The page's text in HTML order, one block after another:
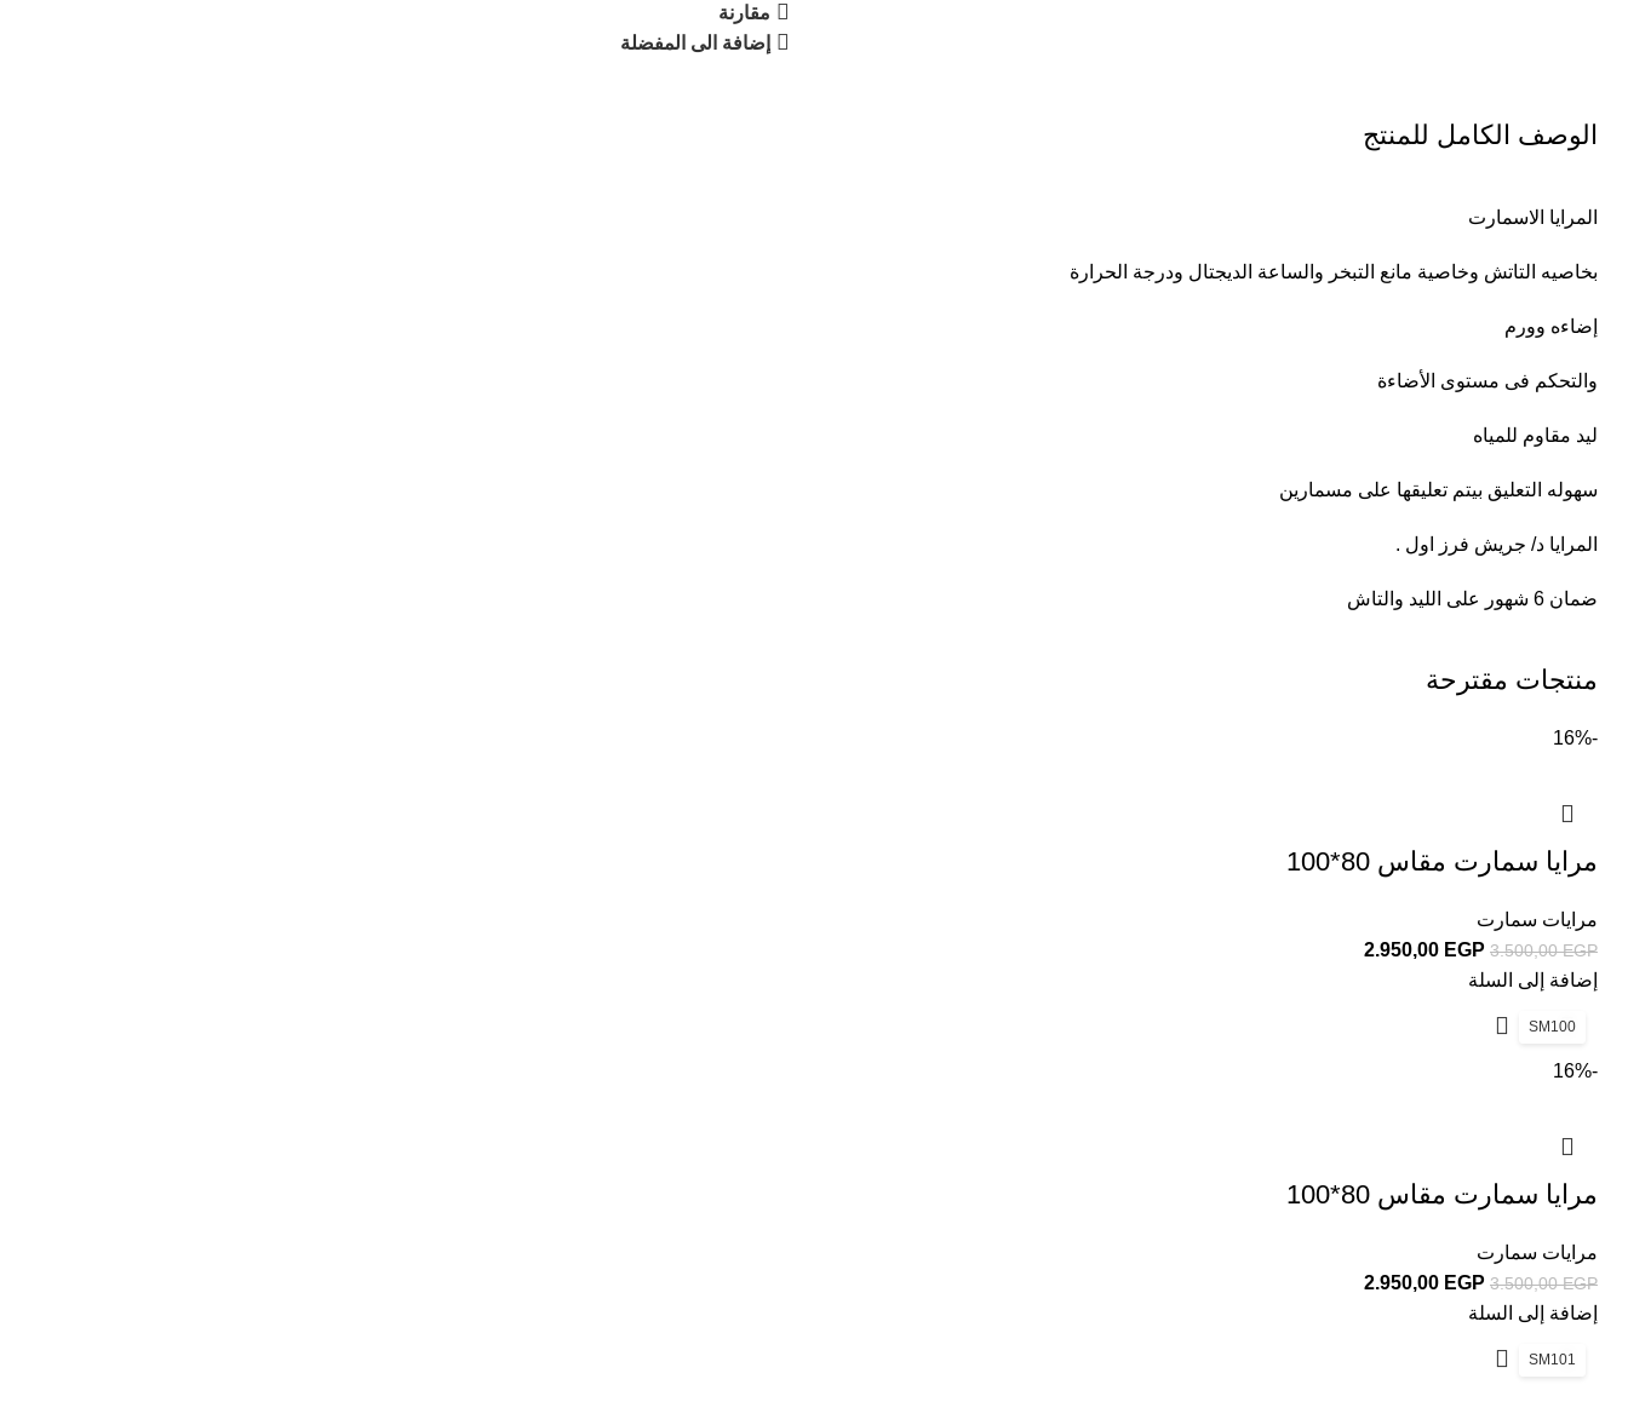
مقارنة
إضافة الى المفضلة
الوصف الكامل للمنتج
المرايا الاسمارت
بخاصيه التاتش وخاصية مانع التبخر والساعة الديجتال ودرجة الحرارة
إضاءه وورم
والتحكم فى مستوى الأضاءة
ليد مقاوم للمياه
سهوله التعليق بيتم تعليقها على مسمارين
المرايا د/ جريش فرز اول .
ضمان 6 شهور على الليد والتاش
منتجات مقترحة
-16%
SM100
مرايا سمارت مقاس 80*100
مرايات سمارت
3.500,00EGP
2.950,00 EGP
إضافة إلى السلة
-16%
SM101
مرايا سمارت مقاس 80*100
مرايات سمارت
3.500,00EGP
2.950,00 EGP
إضافة إلى السلة